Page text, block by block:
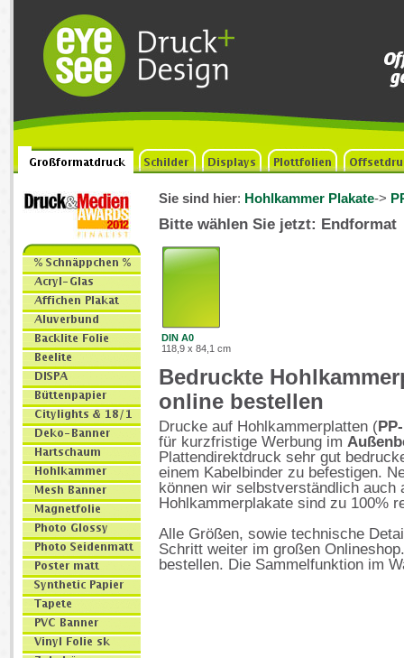
Sie sind hier: Hohlkammer Plakate->
Bitte wählen Sie jetzt: Endformat
DIN A0
118,9 x 84,1 cm
Bedruckte
online bestellen
Drucke auf Hohlkammerplatten (
für kurzfristige Werbung im
Plattendirektdruck sehr gut
einem Kabelbinder zu befestigen.
können wir selbstverständlich auch
Hohlkammerplakate sind zu 100%
Alle Größen, sowie technische
Schritt weiter im großen
bestellen. Die Sammelfunktion im